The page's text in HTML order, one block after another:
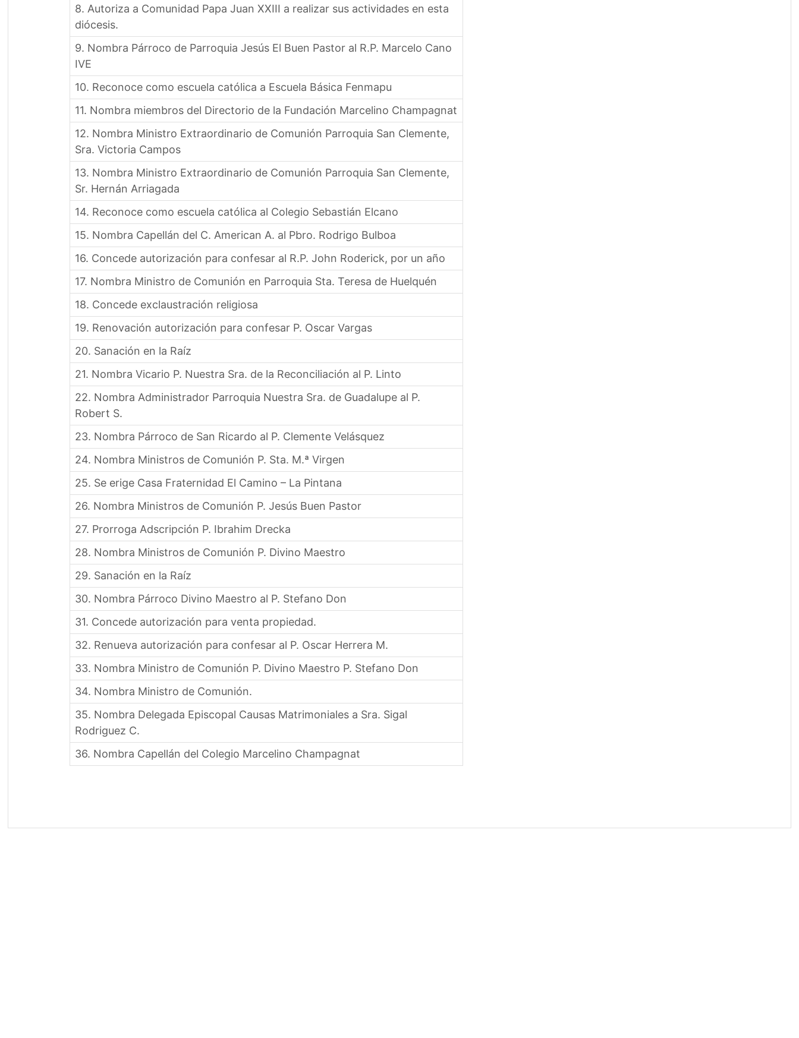
8. Autoriza a Comunidad Papa Juan XXIII a realizar sus actividades en esta
diócesis.
9. Nombra Párroco de Parroquia Jesús El Buen Pastor al R.P. Marcelo Cano
IVE
10. Reconoce como escuela católica a Escuela Básica Fenmapu
11. Nombra miembros del Directorio de la Fundación Marcelino Champagnat
12. Nombra Ministro Extraordinario de Comunión Parroquia San Clemente,
Sra. Victoria Campos
13. Nombra Ministro Extraordinario de Comunión Parroquia San Clemente,
Sr. Hernán Arriagada
14. Reconoce como escuela católica al Colegio Sebastián Elcano
15. Nombra Capellán del C. American A. al Pbro. Rodrigo Bulboa
16. Concede autorización para confesar al R.P. John Roderick, por un año
17. Nombra Ministro de Comunión en Parroquia Sta. Teresa de Huelquén
18. Concede exclaustración religiosa
19. Renovación autorización para confesar P. Oscar Vargas
20. Sanación en la Raíz
21. Nombra Vicario P. Nuestra Sra. de la Reconciliación al P. Linto
22. Nombra Administrador Parroquia Nuestra Sra. de Guadalupe al P.
Robert S.
23. Nombra Párroco de San Ricardo al P. Clemente Velásquez
24. Nombra Ministros de Comunión P. Sta. M.ª Virgen
25. Se erige Casa Fraternidad El Camino – La Pintana
26. Nombra Ministros de Comunión P. Jesús Buen Pastor
27. Prorroga Adscripción P. Ibrahim Drecka
28. Nombra Ministros de Comunión P. Divino Maestro
29. Sanación en la Raíz
30. Nombra Párroco Divino Maestro al P. Stefano Don
31. Concede autorización para venta propiedad.
32. Renueva autorización para confesar al P. Oscar Herrera M.
33. Nombra Ministro de Comunión P. Divino Maestro P. Stefano Don
34. Nombra Ministro de Comunión.
35. Nombra Delegada Episcopal Causas Matrimoniales a Sra. Sigal
Rodriguez C.
36. Nombra Capellán del Colegio Marcelino Champagnat